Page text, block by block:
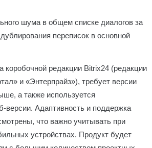
шума в общем списке диалогов за
переписок в основной
коробочной редакции Bitrix24 (редакции
и «Энтерпрайз»), требует версии
а также используется
версии. Адаптивность и поддержка
что важно учитывать при
устройствах. Продукт будет